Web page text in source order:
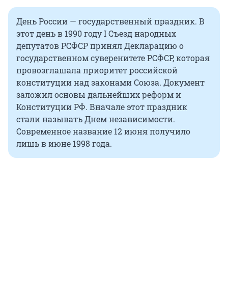
День России — государственный праздник. В
этот день в 1990 году I Съезд народных
депутатов РСФСР принял Декларацию о
государственном суверенитете РСФСР, которая
провозглашала приоритет российской
конституции над законами Союза. Документ
заложил основы дальнейших реформ и
Конституции РФ. Вначале этот праздник
стали называть Днем независимости.
Современное название 12 июня получило
лишь в июне 1998 года.